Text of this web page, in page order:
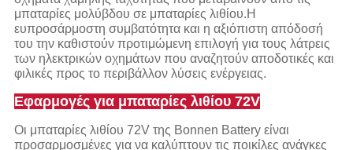
μπαταρίες μολύβδου σε μπαταρίες λιθίου.Η
ευπροσάρμοστη συμβατότητα και η αξιόπιστη απόδοσή
του την καθιστούν προτιμώμενη επιλογή για τους λάτρεις
των ηλεκτρικών οχημάτων που αναζητούν αποδοτικές και
φιλικές προς το περιβάλλον λύσεις ενέργειας.
Εφαρμογές για μπαταρίες λιθίου 72V
Οι μπαταρίες λιθίου 72V της Bonnen Battery είναι
προσαρμοσμένες για να καλύπτουν τις ποικίλες ανάγκες